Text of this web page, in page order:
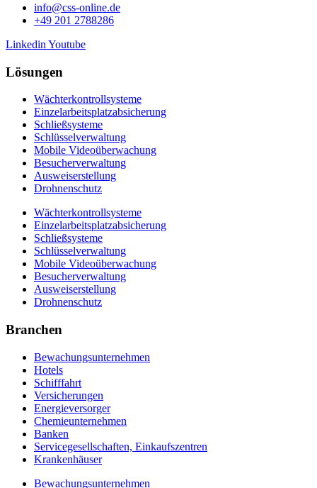
info@css-online.de
+49 201 2788286
Linkedin Youtube
Lösungen
Wächterkontrollsysteme
Einzelarbeitsplatzabsicherung
Schließsysteme
Schlüsselverwaltung
Mobile Videoüberwachung
Besucherverwaltung
Ausweiserstellung
Drohnenschutz
Wächterkontrollsysteme
Einzelarbeitsplatzabsicherung
Schließsysteme
Schlüsselverwaltung
Mobile Videoüberwachung
Besucherverwaltung
Ausweiserstellung
Drohnenschutz
Branchen
Bewachungsunternehmen
Hotels
Schifffahrt
Versicherungen
Energieversorger
Chemieunternehmen
Banken
Servicegesellschaften, Einkaufszentren
Krankenhäuser
Bewachungsunternehmen